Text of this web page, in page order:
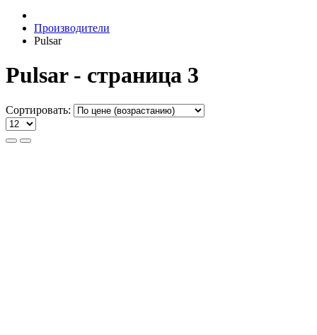
Производители
Pulsar
Pulsar - страница 3
Сортировать: